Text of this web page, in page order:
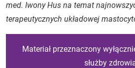
med. Iwony Hus na temat
terapeutycznych układowej
Materiał przeznaczony
służby